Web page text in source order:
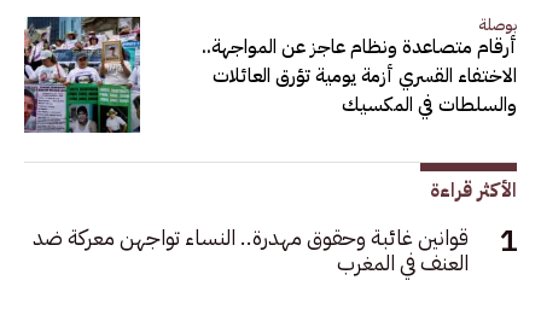
بوصلة
أرقام متصاعدة ونظام عاجز عن المواجهة..
الاختفاء القسري أزمة يومية تؤرق العائلات
والسلطات في المكسيك
الأكثر قراءة
قوانين غائبة وحقوق مهدرة.. النساء تواجهن معركة ضد
العنف في المغرب